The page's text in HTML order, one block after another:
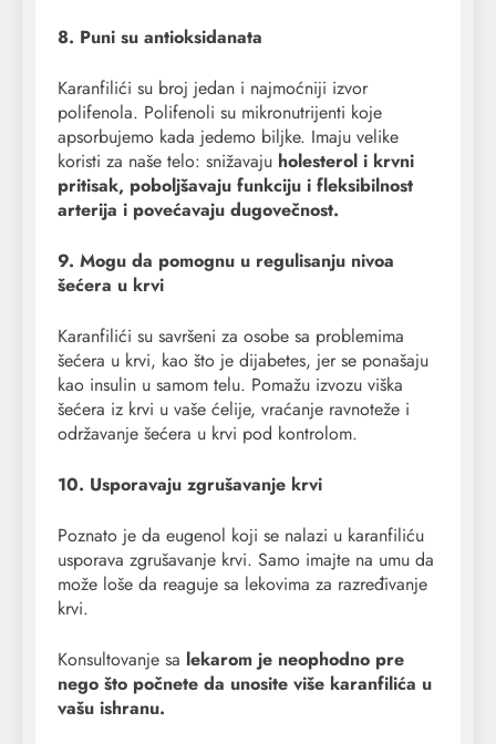
8. Puni su antioksidanata
Karanfilići su broj jedan i najmoćniji izvor
polifenola. Polifenoli su mikronutrijenti koje
apsorbujemo kada jedemo biljke. Imaju velike
koristi za naše telo: snižavaju holesterol i krvni
pritisak, poboljšavaju funkciju i fleksibilnost
arterija i povećavaju dugovečnost.
9. Mogu da pomognu u regulisanju nivoa
šećera u krvi
Karanfilići su savršeni za osobe sa problemima
šećera u krvi, kao što je dijabetes, jer se ponašaju
kao insulin u samom telu. Pomažu izvozu viška
šećera iz krvi u vaše ćelije, vraćanje ravnoteže i
održavanje šećera u krvi pod kontrolom.
10. Usporavaju zgrušavanje krvi
Poznato je da eugenol koji se nalazi u karanfiliću
usporava zgrušavanje krvi. Samo imajte na umu da
može loše da reaguje sa lekovima za razređivanje
krvi.
Konsultovanje sa lekarom je neophodno pre
nego što počnete da unosite više karanfilića u
vašu ishranu.